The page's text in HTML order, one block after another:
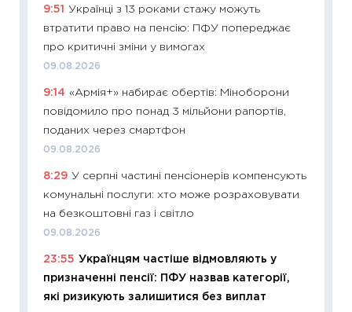
9:51
Українці з 13 роками стажу можуть
втратити право на пенсію: ПФУ попереджає
про критичні зміни у вимогах
09.08.2026
9:14 «Армія+» набирає обертів: Міноборони
повідомило про понад 3 мільйони рапортів,
поданих через смартфон
09.08.2026
8:29 У серпні частині пенсіонерів компенсують
комунальні послуги: хто може розраховувати
на безкоштовні газ і світло
09.08.2026
23:55 Українцям частіше відмовляють у
призначенні пенсії: ПФУ назвав категорії,
які ризикують залишитися без виплат